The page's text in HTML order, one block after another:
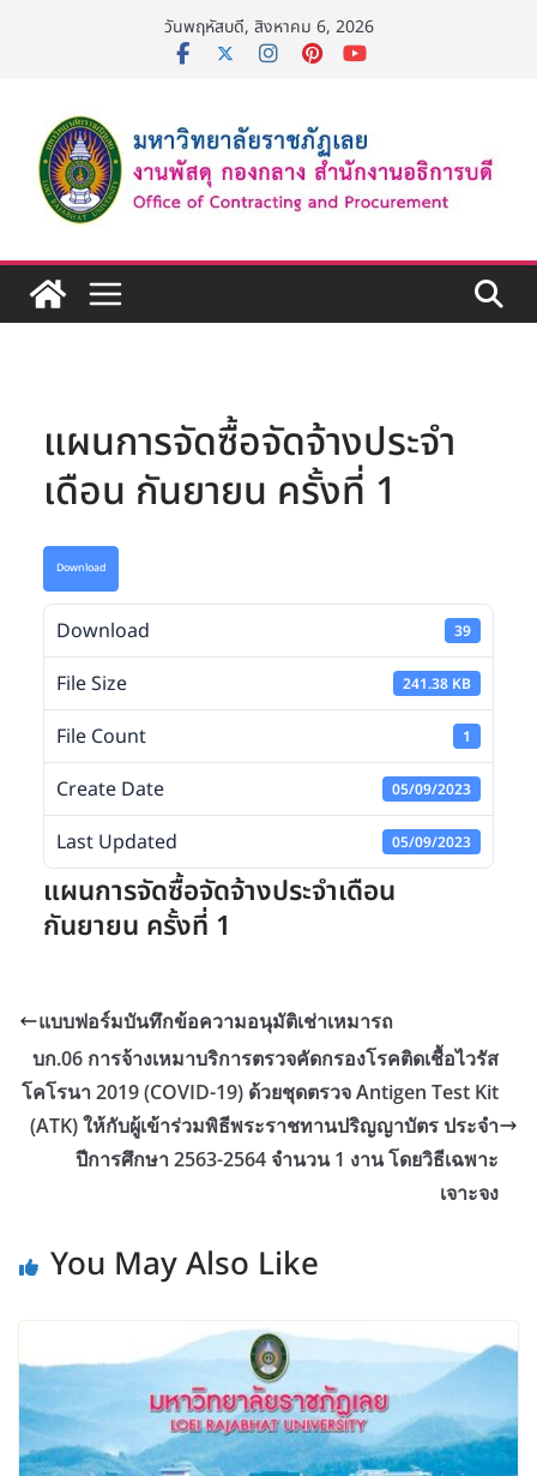
วันพฤหัสบดี, สิงหาคม 6, 2026
แผนการจัดซื้อจัดจ้างประจำ
เดือน กันยายน ครั้งที่ 1
Download
Download 39
File Size 241.38 KB
File Count 1
Create Date 05/09/2023
Last Updated 05/09/2023
แผนการจัดซื้อจัดจ้างประจำเดือน
กันยายน ครั้งที่ 1
แบบฟอร์มบันทึกข้อความอนุมัติเช่าเหมารถ
บก.06 การจ้างเหมาบริการตรวจคัดกรองโรคติดเชื้อไวรัส
โคโรนา 2019 (COVID-19) ด้วยชุดตรวจ Antigen Test Kit
(ATK) ให้กับผู้เข้าร่วมพิธีพระราชทานปริญญาบัตร ประจำ
ปีการศึกษา 2563-2564 จำนวน 1 งาน โดยวิธีเฉพาะ
เจาะจง
You May Also Like